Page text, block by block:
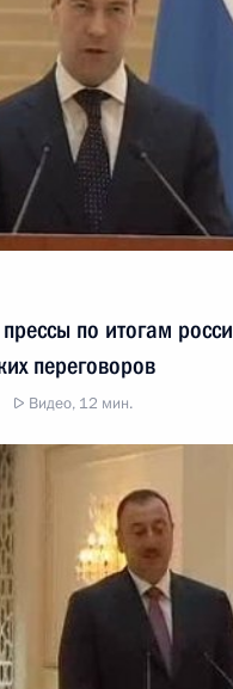
по итогам
переговоров
Видео, 12 мин.